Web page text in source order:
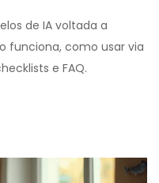
de IA voltada a
funciona, como usar via
e FAQ.